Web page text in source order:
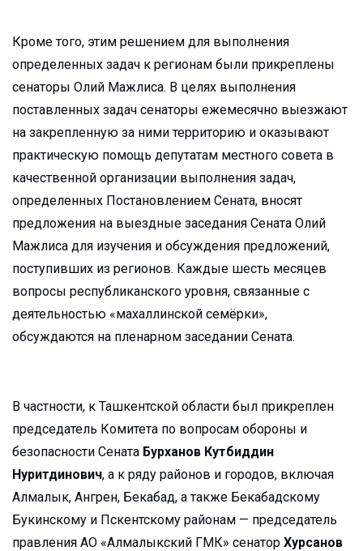
Кроме того, этим решением для выполнения
определенных задач к регионам были прикреплены
сенаторы Олий Мажлиса. В целях выполнения
поставленных задач сенаторы ежемесячно выезжают
на закрепленную за ними территорию и оказывают
практическую помощь депутатам местного совета в
качественной организации выполнения задач,
определенных Постановлением Сената, вносят
предложения на выездные заседания Сената Олий
Мажлиса для изучения и обсуждения предложений,
поступивших из регионов. Каждые шесть месяцев
вопросы республиканского уровня, связанные с
деятельностью «махаллинской семёрки»,
обсуждаются на пленарном заседании Сената.
В частности, к Ташкентской области был прикреплен
председатель Комитета по вопросам обороны и
безопасности Сената Бурханов Кутбиддин
Нуритдинович, а к ряду районов и городов, включая
Алмалык, Ангрен, Бекабад, а также Бекабадскому
Букинскому и Пскентскому районам — председатель
правления АО «Алмалыкский ГМК» сенатор Хурсанов